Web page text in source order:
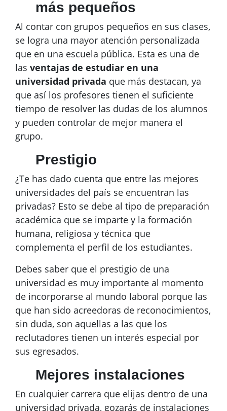
más pequeños
Al contar con grupos pequeños en sus clases,
se logra una mayor atención personalizada
que en una escuela pública. Esta es una de
las ventajas de estudiar en una
universidad privada que más destacan, ya
que así los profesores tienen el suficiente
tiempo de resolver las dudas de los alumnos
y pueden controlar de mejor manera el
grupo.
Prestigio
¿Te has dado cuenta que entre las mejores
universidades del país se encuentran las
privadas? Esto se debe al tipo de preparación
académica que se imparte y la formación
humana, religiosa y técnica que
complementa el perfil de los estudiantes.
Debes saber que el prestigio de una
universidad es muy importante al momento
de incorporarse al mundo laboral porque las
que han sido acreedoras de reconocimientos,
sin duda, son aquellas a las que los
reclutadores tienen un interés especial por
sus egresados.
Mejores instalaciones
En cualquier carrera que elijas dentro de una
universidad privada, gozarás de instalaciones